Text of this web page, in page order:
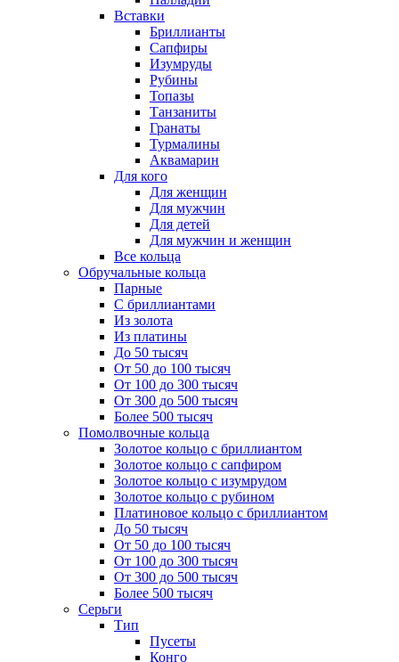
Вставки
Бриллианты
Сапфиры
Изумруды
Рубины
Топазы
Танзаниты
Гранаты
Турмалины
Аквамарин
Для кого
Для женщин
Для мужчин
Для детей
Для мужчин и женщин
Все кольца
Обручальные кольца
Парные
С бриллиантами
Из золота
Из платины
До 50 тысяч
От 50 до 100 тысяч
От 100 до 300 тысяч
От 300 до 500 тысяч
Более 500 тысяч
Помолвочные кольца
Золотое кольцо с бриллиантом
Золотое кольцо с сапфиром
Золотое кольцо с изумрудом
Золотое кольцо с рубином
Платиновое кольцо с бриллиантом
До 50 тысяч
От 50 до 100 тысяч
От 100 до 300 тысяч
От 300 до 500 тысяч
Более 500 тысяч
Серьги
Тип
Пусеты
Конго